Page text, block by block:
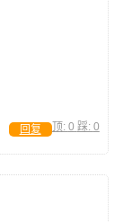
顶: 0 踩: 0
回复